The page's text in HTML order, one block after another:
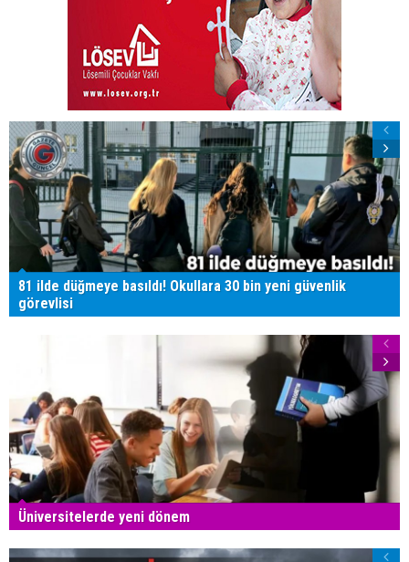
81 ilde düğmeye basıldı! Okullara 30 bin yeni güvenlik
görevlisi
Üniversitelerde yeni dönem